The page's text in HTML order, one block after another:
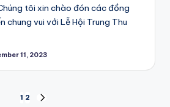
tôi xin chào đón các đồng
chung vui với Lễ Hội Trung Thu
11, 2023
1 2